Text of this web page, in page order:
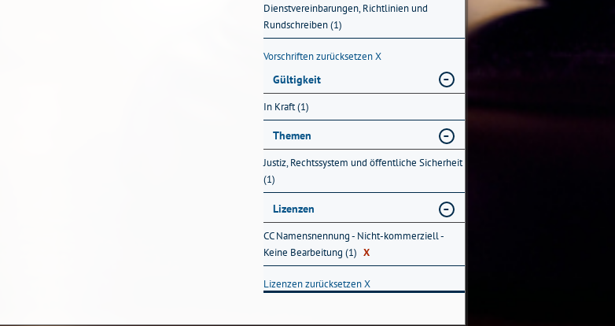
Dienstvereinbarungen, Richtlinien und
Rundschreiben (1)
Vorschriften zurücksetzenX
Gültigkeit
In Kraft (1)
Themen
Justiz, Rechtssystem und öffentliche Sicherheit
(1)
Lizenzen
CC Namensnennung - Nicht-kommerziell -
Keine Bearbeitung (1) X
Lizenzen zurücksetzenX